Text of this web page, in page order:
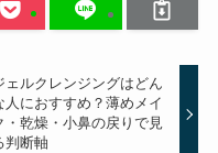
ェルクレンジングはどん
人におすすめ？薄めメイ
・乾燥・小鼻の戻りで見
判断軸